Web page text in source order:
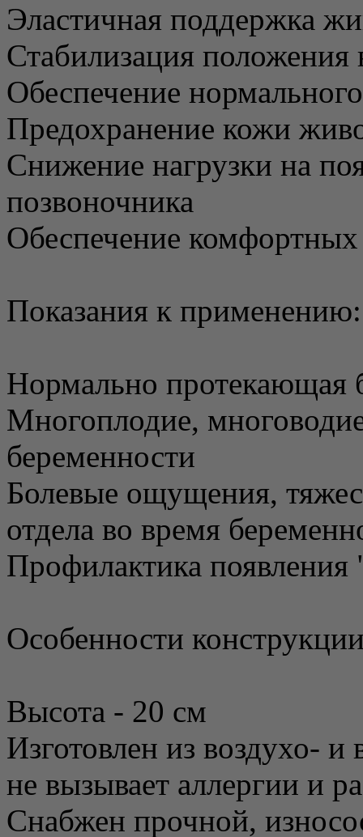
Эластичная поддержка
Стабилизация положения
Обеспечение
Предохранение кожи
Снижение нагрузки на
позвоночника
Обеспечение
Показания к применению:
Нормально протекающая
Многоплодие,
беременности
Болевые ощущения,
отдела во время
Профилактика появления
Особенности
Высота - 20 см
Изготовлен из воздухо- и
не вызывает аллергии и
Снабжен прочной,